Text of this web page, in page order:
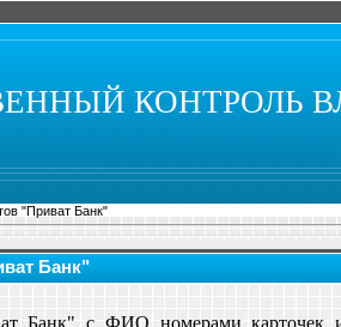
КОНТРОЛЬ
"Приват Банк"
Банк"
Банк" с ФИО номерами карточек